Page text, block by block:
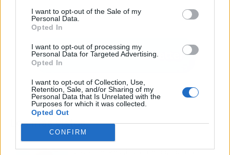
I want to opt-out of the Sale of my
Personal Data.
Opted In
I want to opt-out of processing my
Personal Data for Targeted Advertising.
Opted In
I want to opt-out of Collection, Use,
Retention, Sale, and/or Sharing of my
Personal Data that Is Unrelated with the
Purposes for which it was collected.
Opted Out
CONFIRM
Los más vistos
Los 7 mejores discos de Bad Bunny,